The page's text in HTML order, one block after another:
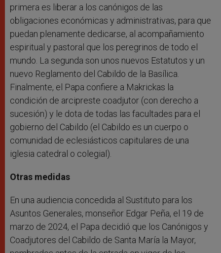
primera es liberar a los canónigos de las
obligaciones económicas y administrativas, para que
puedan plenamente dedicarse, al acompañamiento
espiritual y pastoral que los peregrinos de todo el
mundo. La segunda son unos nuevos Estatutos y un
nuevo Reglamento del Cabildo de la Basílica.
Finalmente, el Papa confiere a Makrickas la
condición de arcipreste coadjutor (con derecho a
sucesión) y le dota de todas las facultades para el
gobierno del Cabildo (el Cabildo es un cuerpo o
comunidad de eclesiásticos capitulares de una
iglesia catedral o colegial).
Otras medidas
En una audiencia concedida al Sustituto para los
Asuntos Generales, monseñor Edgar Peña, el 19 de
marzo de 2024, el Papa decidió que los Canónigos y
Coadjutores del Cabildo de Santa María la Mayor,